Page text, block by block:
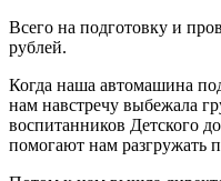
Всего на подготовку и
рублей.
Когда наша автомашина
нам навстречу выбежала
воспитанников Детского
помогают нам разгружать